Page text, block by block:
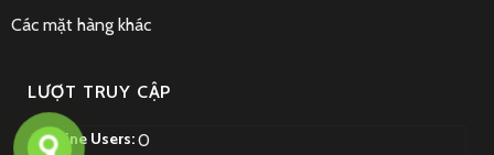
Các mặt hàng khác
LƯỢT TRUY CẬP
Online Users:0